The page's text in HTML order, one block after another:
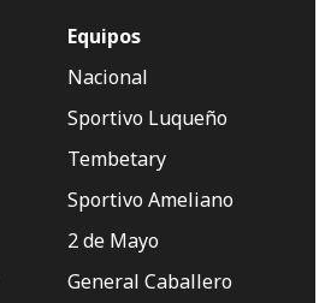
Equipos
Nacional
Sportivo Luqueño
Tembetary
Sportivo Ameliano
2 de Mayo
General Caballero